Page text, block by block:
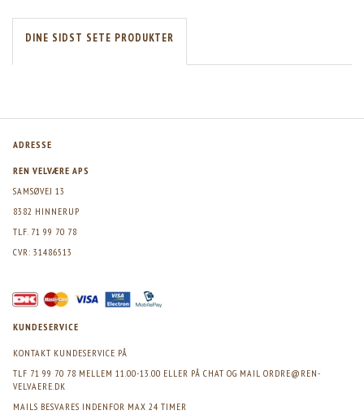
DINE SIDST SETE PRODUKTER
ADRESSE
REN VELVÆRE APS
SAMSØVEJ 13
8382 HINNERUP
TLF. 71 99 70 78
CVR: 31486513
KUNDESERVICE
KONTAKT KUNDESERVICE PÅ
TLF 71 99 70 78 MELLEM 11.00-13.00 ELLER PÅ CHAT OG MAIL ORDRE@REN-
VELVAERE.DK
MAILS BESVARES INDENFOR MAX 24 TIMER